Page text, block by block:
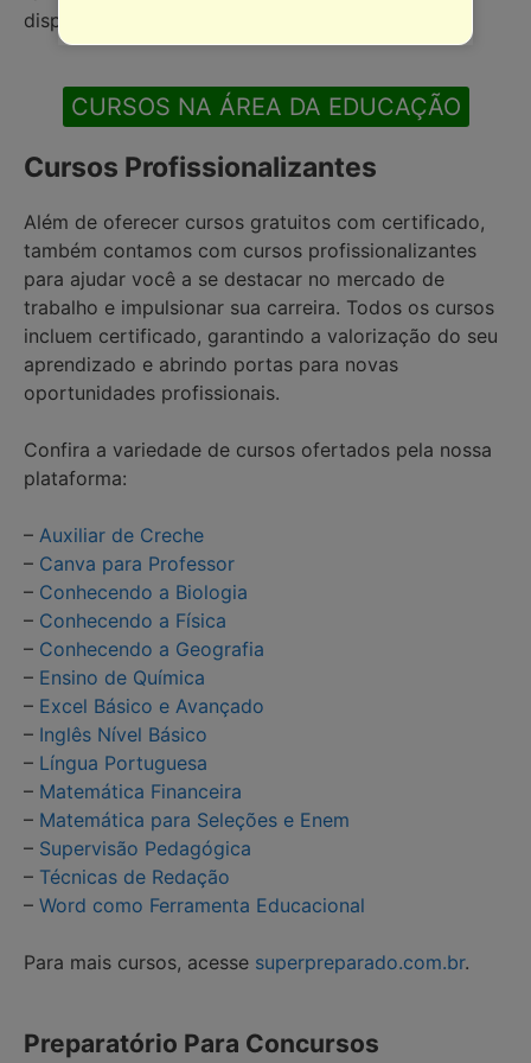
disponíveis? Clique no texto abaixo:
CURSOS NA ÁREA DA EDUCAÇÃO
Cursos Profissionalizantes
Além de oferecer cursos gratuitos com certificado,
também contamos com cursos profissionalizantes
para ajudar você a se destacar no mercado de
trabalho e impulsionar sua carreira. Todos os cursos
incluem certificado, garantindo a valorização do seu
aprendizado e abrindo portas para novas
oportunidades profissionais.
Confira a variedade de cursos ofertados pela nossa
plataforma:
– Auxiliar de Creche
– Canva para Professor
– Conhecendo a Biologia
– Conhecendo a Física
– Conhecendo a Geografia
– Ensino de Química
– Excel Básico e Avançado
– Inglês Nível Básico
– Língua Portuguesa
– Matemática Financeira
– Matemática para Seleções e Enem
– Supervisão Pedagógica
– Técnicas de Redação
– Word como Ferramenta Educacional
Para mais cursos, acesse superpreparado.com.br.
Preparatório Para Concursos